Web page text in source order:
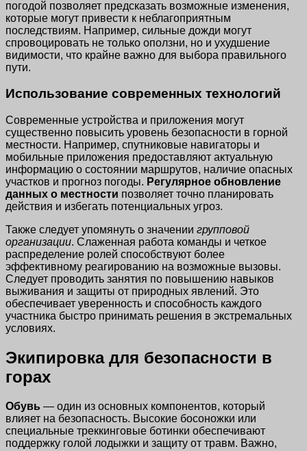
погодой позволяет предсказать возможные изменения,
которые могут привести к неблагоприятным
последствиям. Например, сильные дожди могут
спровоцировать не только оползни, но и ухудшение
видимости, что крайне важно для выбора правильного
пути.
Использование современных технологий
Современные устройства и приложения могут
существенно повысить уровень безопасности в горной
местности. Например, спутниковые навигаторы и
мобильные приложения предоставляют актуальную
информацию о состоянии маршрутов, наличие опасных
участков и прогноз погоды. Регулярное обновление
данных о местности позволяет точно планировать
действия и избегать потенциальных угроз.
Также следует упомянуть о значении групповой
организации. Слаженная работа команды и четкое
распределение ролей способствуют более
эффективному реагированию на возможные вызовы.
Следует проводить занятия по повышению навыков
выживания и защиты от природных явлений. Это
обеспечивает уверенность и способность каждого
участника быстро принимать решения в экстремальных
условиях.
Экипировка для безопасности в
горах
Обувь — один из основных компонентов, который
влияет на безопасность. Высокие босоножки или
специальные треккинговые ботинки обеспечивают
поддержку голой лодыжки и защиту от травм. Важно,